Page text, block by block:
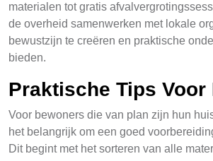
materialen tot gratis
de overheid samenwerken met lokale
bewustzijn te creëren en praktische
bieden.
Praktische Tips Voor
Voor bewoners die van plan zijn hun
het belangrijk om een goed
Dit begint met het sorteren van alle